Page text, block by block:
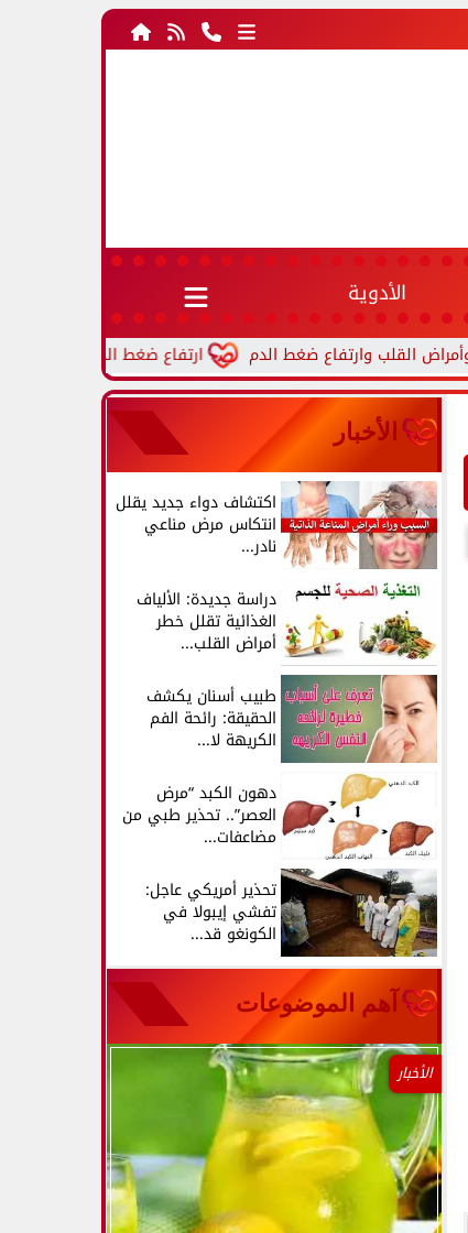
الأدوية
ارتفاع ضغط الدم أثناء النوم.. أسباب
الأخبار
اكتشاف دواء جديد يقلل
انتكاس مرض مناعي
نادر...
دراسة جديدة: الألياف
الغذائية تقلل خطر
أمراض القلب...
طبيب أسنان يكشف
الحقيقة: رائحة الفم
الكريهة لا...
دهون الكبد “مرض
العصر”.. تحذير طبي من
مضاعفات...
تحذير أمريكي عاجل:
تفشي إيبولا في
الكونغو قد...
آهم الموضوعات
الأخبار